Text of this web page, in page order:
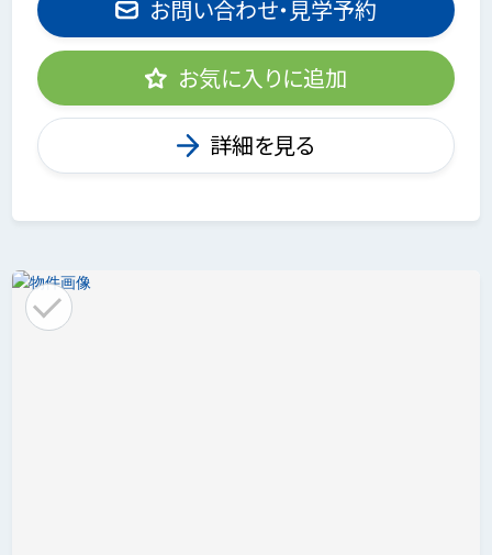
お問い合わせ・見学予約
お気に入りに追加
詳細を見る